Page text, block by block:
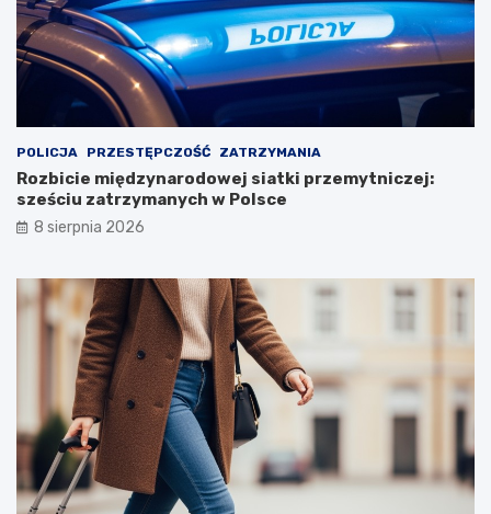
POLICJA PRZESTĘPCZOŚĆ ZATRZYMANIA
Rozbicie międzynarodowej siatki przemytniczej:
sześciu zatrzymanych w Polsce
8 sierpnia 2026